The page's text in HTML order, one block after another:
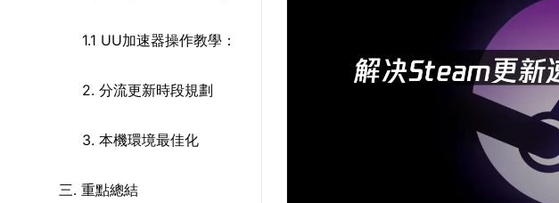
1.1 UU加速器操作教學：
2. 分流更新時段規劃
3. 本機環境最佳化
三. 重點總結